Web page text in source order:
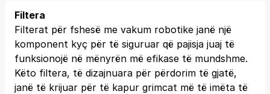
Filtera
Filterat për fshesë me vakum robotike janë një
komponent kyç për të siguruar që pajisja juaj të
funksionojë në mënyrën më efikase të mundshme.
Këto filtera, të dizajnuara për përdorim të gjatë,
janë të krijuar për të kapur grimcat më të imëta të